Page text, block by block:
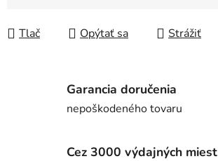
Tlač Opýtať sa Strážiť
Garancia doručenia
nepoškodeného tovaru
Cez 3000 výdajných miest